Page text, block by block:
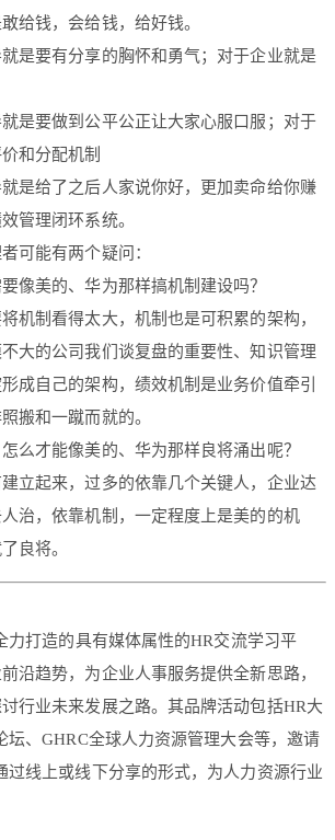
给钱，会给钱，给好钱。
是要有分享的胸怀和勇气；对于企业就是
是要做到公平公正让大家心服口服；对于
和分配机制
是给了之后人家说你好，更加卖命给你赚
管理闭环系统。
可能有两个疑问：
像美的、华为那样搞机制建设吗？
机制看得太大，机制也是可积累的架构，
大的公司我们谈复盘的重要性、知识管理
成自己的架构，绩效机制是业务价值牵引
搬和一蹴而就的。
么才能像美的、华为那样良将涌出呢？
立起来，过多的依靠几个关键人，企业达
治，依靠机制，一定程度上是美的的机
良将。
力打造的具有媒体属性的HR交流学习平
沿趋势，为企业人事服务提供全新思路，
行业未来发展之路。其品牌活动包括HR大
坛、GHRC全球人力资源管理大会等，邀请
过线上或线下分享的形式，为人力资源行业